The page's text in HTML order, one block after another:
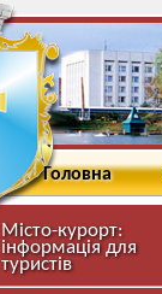
Головна
Місто-курорт:
інформація для
туристів